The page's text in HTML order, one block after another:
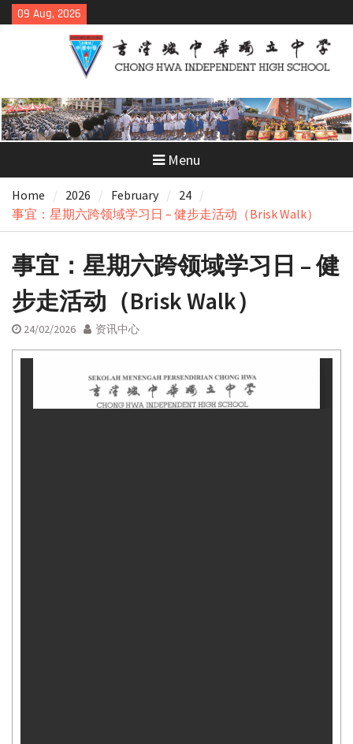
Skip
to
09 Aug, 2026
Menu
Home 2026 February
24
事宜：星期六跨领域学习日 – 健步走活动（Brisk Walk）
事宜：星期六跨领域学习日 – 健
步走活动（Brisk Walk）
24/02/2026 资讯中心